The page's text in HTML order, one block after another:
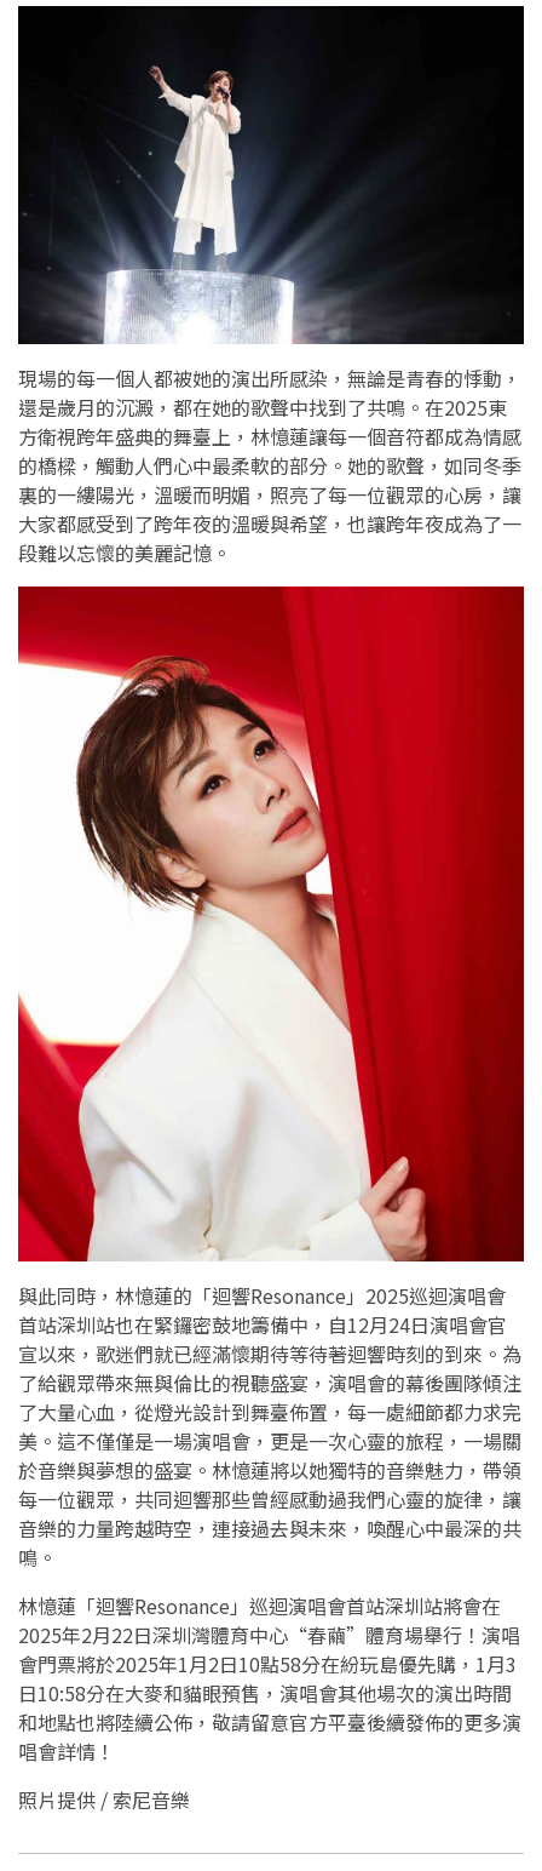
現場的每一個人都被她的演出所感染，無論是青春的悸動，
還是歲月的沉澱，都在她的歌聲中找到了共鳴。在2025東
方衛視跨年盛典的舞臺上，林憶蓮讓每一個音符都成為情感
的橋樑，觸動人們心中最柔軟的部分。她的歌聲，如同冬季
裏的一縷陽光，溫暖而明媚，照亮了每一位觀眾的心房，讓
大家都感受到了跨年夜的溫暖與希望，也讓跨年夜成為了一
段難以忘懷的美麗記憶。
與此同時，林憶蓮的「迴響Resonance」2025巡迴演唱會
首站深圳站也在緊鑼密鼓地籌備中，自12月24日演唱會官
宣以來，歌迷們就已經滿懷期待等待著迴響時刻的到來。為
了給觀眾帶來無與倫比的視聽盛宴，演唱會的幕後團隊傾注
了大量心血，從燈光設計到舞臺佈置，每一處細節都力求完
美。這不僅僅是一場演唱會，更是一次心靈的旅程，一場關
於音樂與夢想的盛宴。林憶蓮將以她獨特的音樂魅力，帶領
每一位觀眾，共同迴響那些曾經感動過我們心靈的旋律，讓
音樂的力量跨越時空，連接過去與未來，喚醒心中最深的共
鳴。
林憶蓮「迴響Resonance」巡迴演唱會首站深圳站將會在
2025年2月22日深圳灣體育中心“春繭”體育場舉行！演唱
會門票將於2025年1月2日10點58分在紛玩島優先購，1月3
日10:58分在大麥和貓眼預售，演唱會其他場次的演出時間
和地點也將陸續公佈，敬請留意官方平臺後續發佈的更多演
唱會詳情！
照片提供 / 索尼音樂